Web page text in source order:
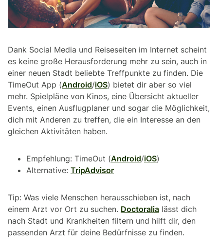
Dank Social Media und Reiseseiten im Internet scheint
es keine große Herausforderung mehr zu sein, auch in
einer neuen Stadt beliebte Treffpunkte zu finden. Die
TimeOut App (Android/iOS) bietet dir aber so viel
mehr. Spielpläne von Kinos, eine Übersicht aktueller
Events, einen Ausflugplaner und sogar die Möglichkeit,
dich mit Anderen zu treffen, die ein Interesse an den
gleichen Aktivitäten haben.
Empfehlung: TimeOut (Android/iOS)
Alternative: TripAdvisor
Tip: Was viele Menschen herausschieben ist, nach
einem Arzt vor Ort zu suchen. Doctoralia lässt dich
nach Stadt und Krankheiten filtern und hilft dir, den
passenden Arzt für deine Bedürfnisse zu finden.